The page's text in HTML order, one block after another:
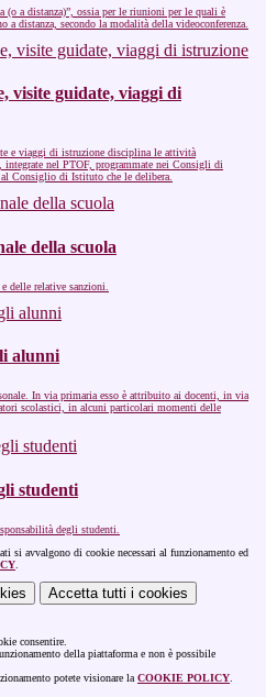
a distanza)”, ossia per le riunioni per le quali è
distanza, secondo la modalità della videoconferenza.
visite guidate, viaggi di
e viaggi di istruzione disciplina le attività
integrate nel PTOF, programmate nei Consigli di
al Consiglio di Istituto che le delibera.
della scuola
delle relative sanzioni.
alunni
In via primaria esso è attribuito ai docenti, in via
scolastici, in alcuni particolari momenti delle
studenti
degli studenti.
si avvalgono di cookie necessari al funzionamento ed
Accetta tutti i cookies
consentire.
della piattaforma e non è possibile
potete visionare la COOKIE POLICY